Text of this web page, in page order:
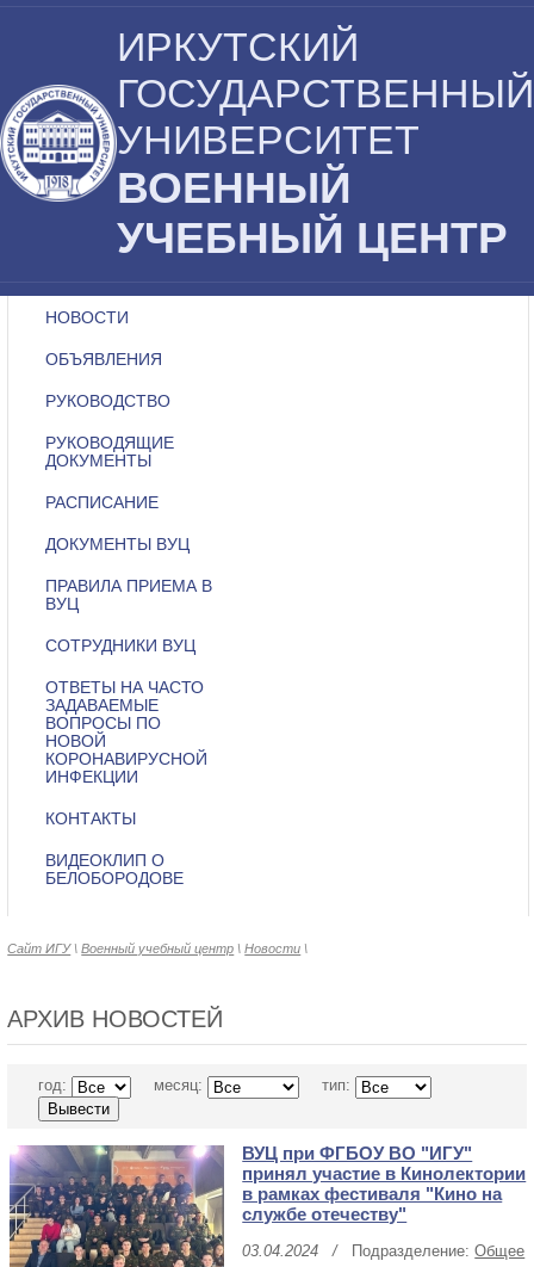
ИРКУТСКИЙ
ГОСУДАРСТВЕННЫЙ
УНИВЕРСИТЕТ
ВОЕННЫЙ
УЧЕБНЫЙ ЦЕНТР
НОВОСТИ
ОБЪЯВЛЕНИЯ
РУКОВОДСТВО
РУКОВОДЯЩИЕ
ДОКУМЕНТЫ
РАСПИСАНИЕ
ДОКУМЕНТЫ ВУЦ
ПРАВИЛА ПРИЕМА В
ВУЦ
СОТРУДНИКИ ВУЦ
ОТВЕТЫ НА ЧАСТО
ЗАДАВАЕМЫЕ
ВОПРОСЫ ПО
НОВОЙ
КОРОНАВИРУСНОЙ
ИНФЕКЦИИ
КОНТАКТЫ
ВИДЕОКЛИП О
БЕЛОБОРОДОВЕ
Сайт ИГУ\Военный учебный центр \Новости \
АРХИВ НОВОСТЕЙ
год: месяц: тип:
ВУЦ при ФГБОУ ВО "ИГУ"
принял участие в Кинолектории
в рамках фестиваля "Кино на
службе отечеству"
03.04.2024 /Подразделение:Общее